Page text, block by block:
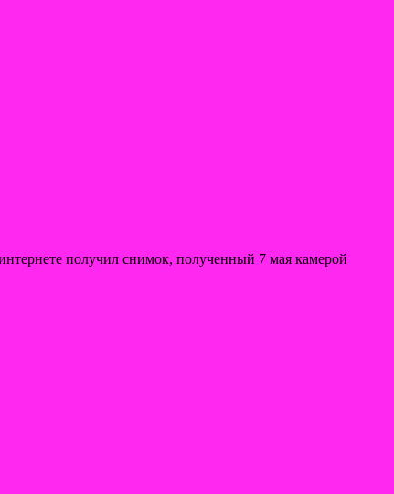
получил снимок, полученный 7 мая камерой